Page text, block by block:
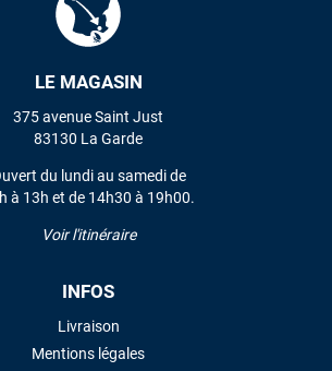
LE MAGASIN
375 avenue Saint Just
83130 La Garde
du lundi au samedi de
à 13h et de 14h30 à 19h00.
Voir l'itinéraire
INFOS
Livraison
Mentions légales